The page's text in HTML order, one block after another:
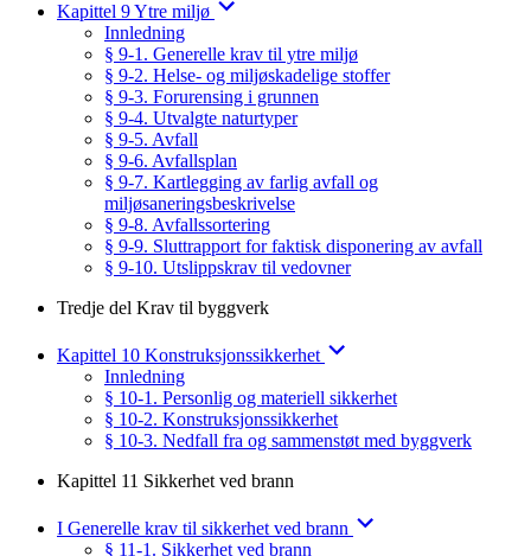
Kapittel 9 Ytre miljø
Innledning
§ 9-1. Generelle krav til ytre miljø
§ 9-2. Helse- og miljøskadelige stoffer
§ 9-3. Forurensing i grunnen
§ 9-4. Utvalgte naturtyper
§ 9-5. Avfall
§ 9-6. Avfallsplan
§ 9-7. Kartlegging av farlig avfall og
miljøsaneringsbeskrivelse
§ 9-8. Avfallssortering
§ 9-9. Sluttrapport for faktisk disponering av avfall
§ 9-10. Utslippskrav til vedovner
Tredje del Krav til byggverk
Kapittel 10 Konstruksjonssikkerhet
Innledning
§ 10-1. Personlig og materiell sikkerhet
§ 10-2. Konstruksjonssikkerhet
§ 10-3. Nedfall fra og sammenstøt med byggverk
Kapittel 11 Sikkerhet ved brann
I Generelle krav til sikkerhet ved brann
§ 11-1. Sikkerhet ved brann